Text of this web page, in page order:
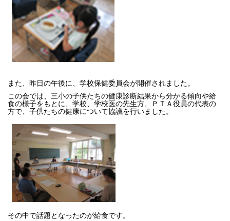
また、昨日の午後に、学校保健委員会が開催されました。
この会では、三小の子供たちの健康診断結果から分かる傾向や給
食の様子をもとに、学校、学校医の先生方、ＰＴＡ役員の代表の
方で、子供たちの健康について協議を行いました。
その中で話題となったのが給食です。